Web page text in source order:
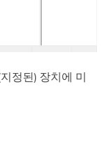
정된) 장치에 미